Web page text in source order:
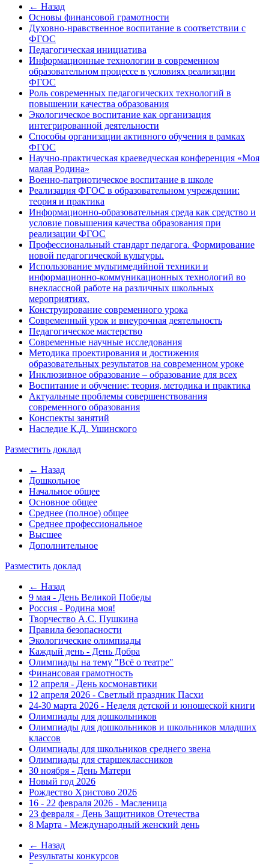
← Назад
Основы финансовой грамотности
Духовно-нравственное воспитание в соответствии с
ФГОС
Педагогическая инициатива
Информационные технологии в современном
образовательном процессе в условиях реализации
ФГОС
Роль современных педагогических технологий в
повышении качества образования
Экологическое воспитание как организация
интегрированной деятельности
Способы организации активного обучения в рамках
ФГОС
Научно-практическая краеведческая конференция «Моя
малая Родина»
Военно-патриотическое воспитание в школе
Реализация ФГОС в образовательном учреждении:
теория и практика
Информационно-образовательная среда как средство и
условие повышения качества образования при
реализации ФГОС
Профессиональный стандарт педагога. Формирование
новой педагогической культуры.
Использование мультимедийной техники и
информационно-коммуникационных технологий во
внеклассной работе на различных школьных
мероприятиях.
Конструирование современного урока
Современный урок и внеурочная деятельность
Педагогическое мастерство
Современные научные исследования
Методика проектирования и достижения
образовательных результатов на современном уроке
Инклюзивное образование – образование для всех
Воспитание и обучение: теория, методика и практика
Актуальные проблемы совершенствования
современного образования
Конспекты занятий
Наследие К.Д. Ушинского
Разместить доклад
← Назад
Дошкольное
Начальное общее
Основное общее
Среднее (полное) общее
Среднее профессиональное
Высшее
Дополнительное
Разместить доклад
← Назад
9 мая - День Великой Победы
Россия - Родина моя!
Творчество А.С. Пушкина
Правила безопасности
Экологические олимпиады
Каждый день - День Добра
Олимпиады на тему "Всё о театре"
Финансовая грамотность
12 апреля - День космонавтики
12 апреля 2026 - Светлый праздник Пасхи
24-30 марта 2026 - Неделя детской и юношеской книги
Олимпиады для дошкольников
Олимпиады для дошкольников и школьников младших
классов
Олимпиады для школьников среднего звена
Олимпиады для старшеклассников
30 ноября - День Матери
Новый год 2026
Рождество Христово 2026
16 - 22 февраля 2026 - Масленица
23 февраля - День Защитников Отечества
8 Марта - Международный женский день
← Назад
Результаты конкурсов